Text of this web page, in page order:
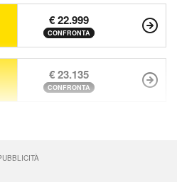
€ 22.999
CONFRONTA
€ 23.135
CONFRONTA